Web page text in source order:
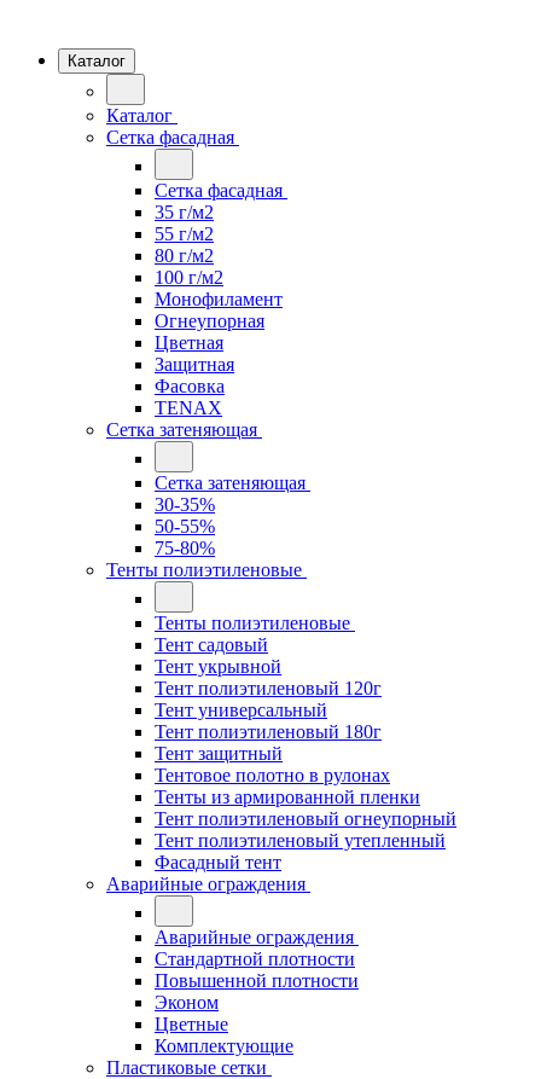
Каталог
Каталог
Сетка фасадная
Сетка фасадная
35 г/м2
55 г/м2
80 г/м2
100 г/м2
Монофиламент
Огнеупорная
Цветная
Защитная
Фасовка
TENAX
Сетка затеняющая
Сетка затеняющая
30-35%
50-55%
75-80%
Тенты полиэтиленовые
Тенты полиэтиленовые
Тент садовый
Тент укрывной
Тент полиэтиленовый 120г
Тент универсальный
Тент полиэтиленовый 180г
Тент защитный
Тентовое полотно в рулонах
Тенты из армированной пленки
Тент полиэтиленовый огнеупорный
Тент полиэтиленовый утепленный
Фасадный тент
Аварийные ограждения
Аварийные ограждения
Стандартной плотности
Повышенной плотности
Эконом
Цветные
Комплектующие
Пластиковые сетки